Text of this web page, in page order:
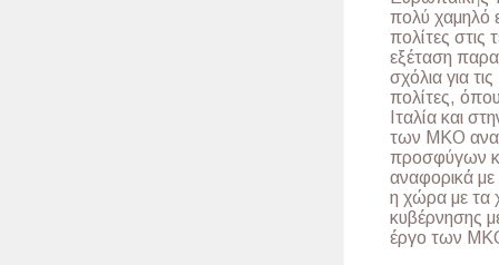
πολύ χαμηλό
πολίτες στις
εξέταση
σχόλια για
πολίτες,
Ιταλία και
των ΜΚΟ
προσφύγων
αναφορικά με
η χώρα με τα
κυβέρνησης
έργο των